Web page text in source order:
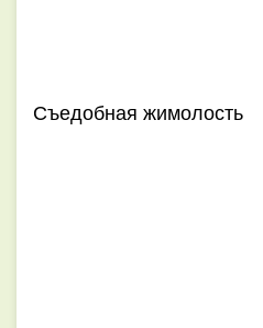
Съедобная жимолость